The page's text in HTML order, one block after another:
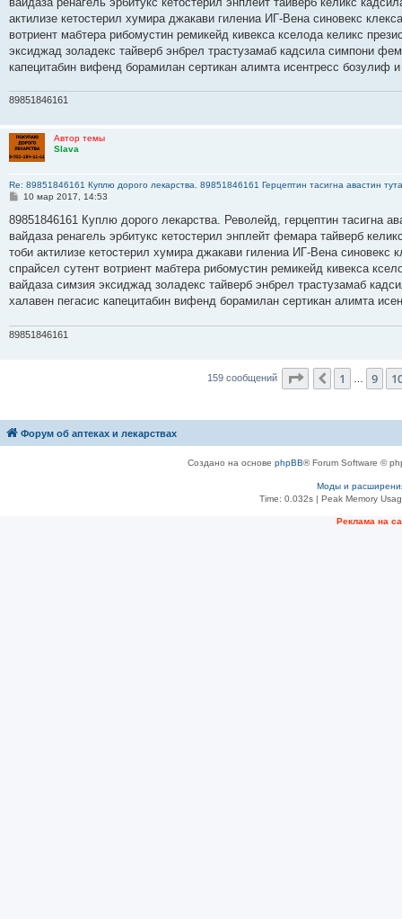
щ
е
и
е
актилизе кетостерил хумира джакави гилениа ИГ-Вена синовекс
вотриент мабтера рибомустин ремикейд кивекса кселода келикс
эксиджад золадекс тайверб энбрел трастузамаб кадсила симпони
капецитабин вифенд борамилан сертикан алимта исентресс бозулиф
89851846161
Автор темы
Slava
Re: 89851846161 Куплю дорого лекарства. 89851846161 Герцептин тасигна авастин
С
о
щ
е
и
е
10 мар 2017, 14:53
89851846161 Куплю дорого лекарства. Револейд, герцептин тасигна
вайдаза ренагель эрбитукс кетостерил энплейт фемара тайверб
тоби актилизе кетостерил хумира джакави гилениа ИГ-Вена
спрайсел сутент вотриент мабтера рибомустин ремикейд кивекса
вайдаза симзия эксиджад золадекс тайверб энбрел трастузамаб
халавен пегасис капецитабин вифенд борамилан сертикан алимта
89851846161
159 сообщений Страница 11 из
Пред.
1 9
Форум об аптеках и лекарствах
Создано на основе phpBB® Forum Software ©
Моды и
Time: 0.032s| Peak Memory
Рeклама на